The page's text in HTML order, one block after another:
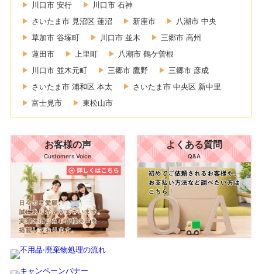
川口市 安行
川口市 石神
さいたま市 見沼区 蓮沼
新座市
八潮市 中央
草加市 谷塚町
川口市 並木
三郷市 高州
蓮田市
上里町
八潮市 鶴ケ曽根
川口市 並木元町
三郷市 鷹野
三郷市 彦成
さいたま市 浦和区 本太
さいたま市 中央区 新中里
富士見市
東松山市
お客様の声
Customers Voice
よくある質問
Q&A